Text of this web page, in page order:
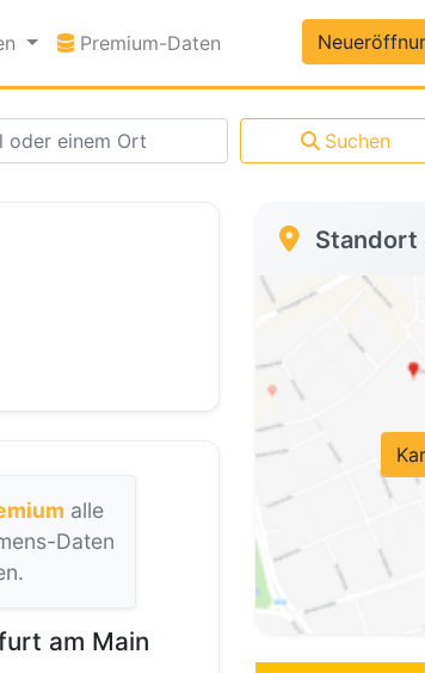
Premium-Daten Premium-Daten
Suchen
alle
Daten
am Main
Standort